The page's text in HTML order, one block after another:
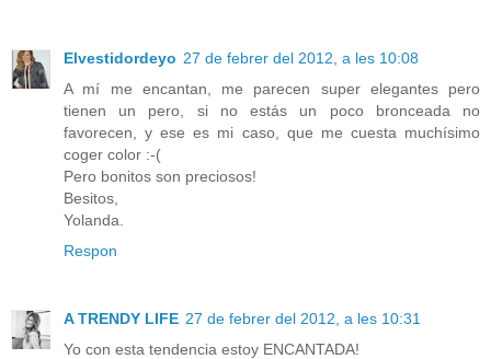
Elvestidordeyo 27 de febrer del 2012, a les 10:08
A mí me encantan, me parecen super elegantes pero
tienen un pero, si no estás un poco bronceada no
favorecen, y ese es mi caso, que me cuesta muchísimo
coger color :-(
Pero bonitos son preciosos!
Besitos,
Yolanda.
Respon
A TRENDY LIFE 27 de febrer del 2012, a les 10:31
Yo con esta tendencia estoy ENCANTADA!